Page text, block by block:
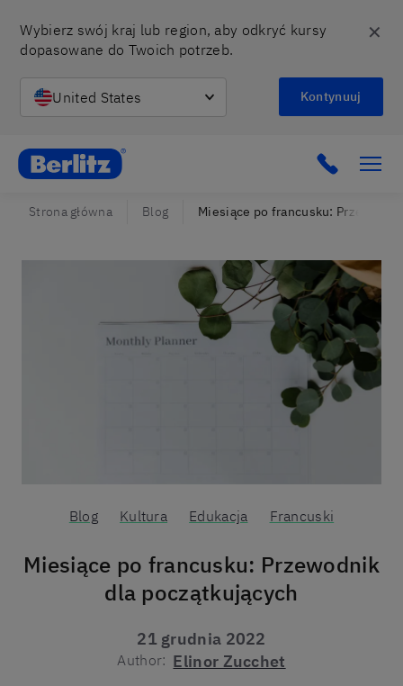
Wybierz swój kraj lub region, aby odkryć kursy
dopasowane do Twoich potrzeb.
United States Kontynuuj
✕
Berlitz Poland Click to
Strona główna Blog Miesiące po francusku:
Blog Kultura Edukacja Francuski
Miesiące po francusku: Przewodnik
dla początkujących
21 grudnia 2022
Author: Elinor Zucchet